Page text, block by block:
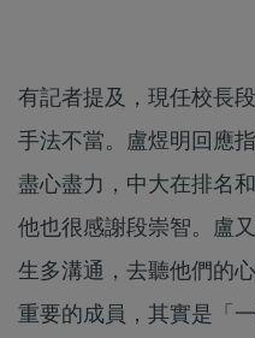
有記者提及，現任校長
手法不當。盧煜明回應
盡心盡力，中大在排名
他也很感謝段崇智。盧
生多溝通，去聽他們的
重要的成員，其實是「